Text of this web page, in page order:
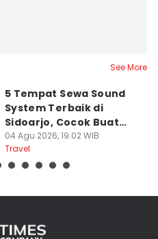
See More
5 Tempat Sewa Sound
System Terbaik di
Sidoarjo, Cocok Buat
Agustusan
04 Agu 2026, 19:02 WIB
Travel